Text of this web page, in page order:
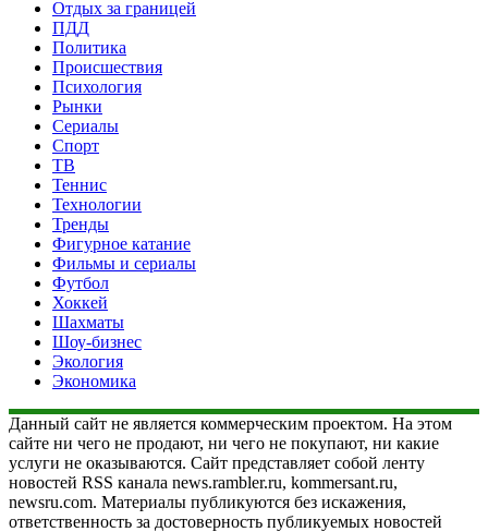
Отдых за границей
ПДД
Политика
Происшествия
Психология
Рынки
Сериалы
Спорт
ТВ
Теннис
Технологии
Тренды
Фигурное катание
Фильмы и сериалы
Футбол
Хоккей
Шахматы
Шоу-бизнес
Экология
Экономика
Данный сайт не является коммерческим проектом. На этом
сайте ни чего не продают, ни чего не покупают, ни какие
услуги не оказываются. Сайт представляет собой ленту
новостей RSS канала news.rambler.ru, kommersant.ru,
newsru.com. Материалы публикуются без искажения,
ответственность за достоверность публикуемых новостей